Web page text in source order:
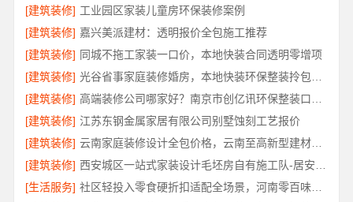
[建筑装修] 工业园区家装儿童房环保装修案例
[建筑装修] 嘉兴美派建材：透明报价全包施工推荐
[建筑装修] 同城不拖工家装一口价，本地快装合同透明零增项
[建筑装修]
[建筑装修]
[建筑装修] 江苏东钢金属家居有限公司别墅蚀刻工艺报价
[建筑装修]
云南家庭装修设计全包价格，云南至高新型建材有限公司精准预算
[建筑装修]
[生活服务]
社区轻投入零食硬折扣适配全场景，河南零百味供应链有限公司